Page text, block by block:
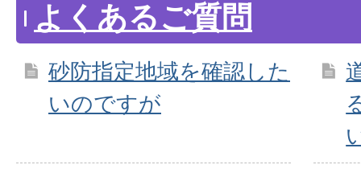
よくあるご質問
砂防指定地域を確認した
いのですが